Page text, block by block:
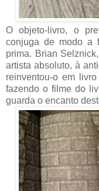
O objeto-livro, o
conjuga de modo a
prima. Brian
artista absoluto, à
reinventou-o em
fazendo o filme do
guarda o encanto